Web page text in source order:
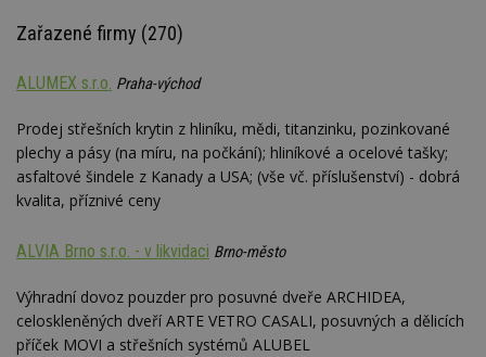
Zařazené firmy (270)
ALUMEX s.r.o. Praha-východ
Prodej střešních krytin z hliníku, mědi, titanzinku, pozinkované
plechy a pásy (na míru, na počkání); hliníkové a ocelové tašky;
asfaltové šindele z Kanady a USA; (vše vč. příslušenství) - dobrá
kvalita, příznivé ceny
ALVIA Brno s.r.o. - v likvidaci Brno-město
Výhradní dovoz pouzder pro posuvné dveře ARCHIDEA,
celoskleněných dveří ARTE VETRO CASALI, posuvných a dělicích
příček MOVI a střešních systémů ALUBEL